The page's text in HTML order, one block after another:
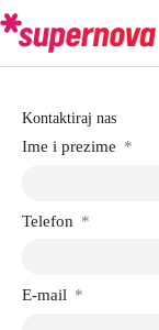
Kontaktiraj nas
Ime i prezime
Telefon
E-mail